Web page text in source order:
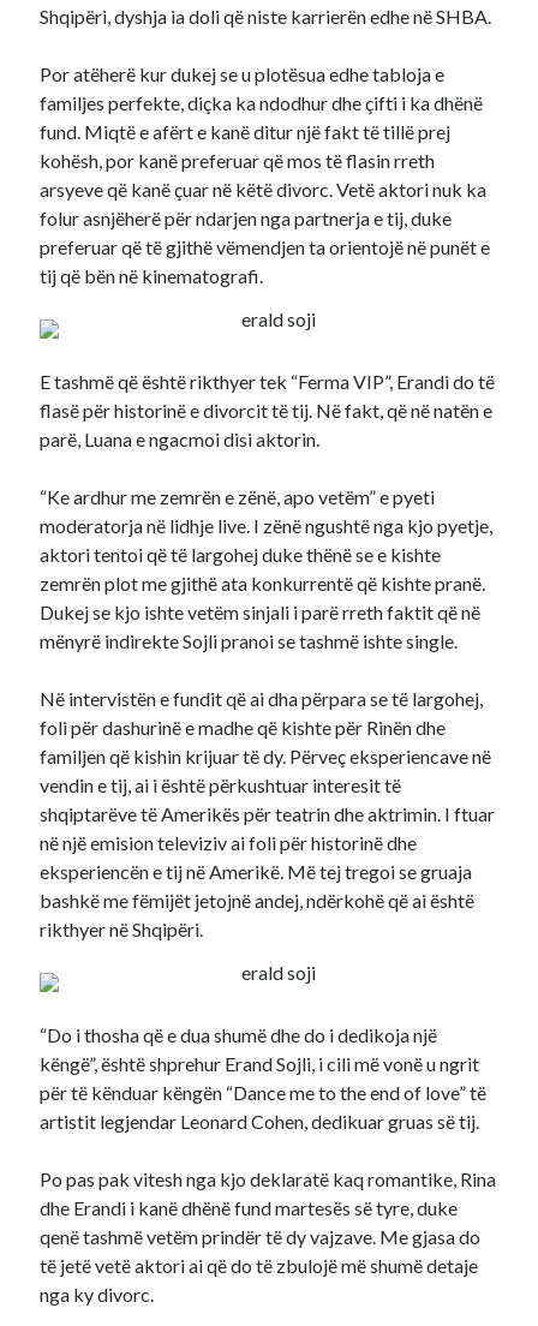
Shqipëri, dyshja ia doli që niste karrierën edhe në SHBA.
Por atëherë kur dukej se u plotësua edhe tabloja e
familjes perfekte, diçka ka ndodhur dhe çifti i ka dhënë
fund. Miqtë e afërt e kanë ditur një fakt të tillë prej
kohësh, por kanë preferuar që mos të flasin rreth
arsyeve që kanë çuar në këtë divorc. Vetë aktori nuk ka
folur asnjëherë për ndarjen nga partnerja e tij, duke
preferuar që të gjithë vëmendjen ta orientojë në punët e
tij që bën në kinematografi.
E tashmë që është rikthyer tek “Ferma VIP”, Erandi do të
flasë për historinë e divorcit të tij. Në fakt, që në natën e
parë, Luana e ngacmoi disi aktorin.
“Ke ardhur me zemrën e zënë, apo vetëm” e pyeti
moderatorja në lidhje live. I zënë ngushtë nga kjo pyetje,
aktori tentoi që të largohej duke thënë se e kishte
zemrën plot me gjithë ata konkurrentë që kishte pranë.
Dukej se kjo ishte vetëm sinjali i parë rreth faktit që në
mënyrë indirekte Sojli pranoi se tashmë ishte single.
Në intervistën e fundit që ai dha përpara se të largohej,
foli për dashurinë e madhe që kishte për Rinën dhe
familjen që kishin krijuar të dy. Përveç eksperiencave në
vendin e tij, ai i është përkushtuar interesit të
shqiptarëve të Amerikës për teatrin dhe aktrimin. I ftuar
në një emision televiziv ai foli për historinë dhe
eksperiencën e tij në Amerikë. Më tej tregoi se gruaja
bashkë me fëmijët jetojnë andej, ndërkohë që ai është
rikthyer në Shqipëri.
“Do i thosha që e dua shumë dhe do i dedikoja një
këngë”, është shprehur Erand Sojli, i cili më vonë u ngrit
për të kënduar këngën “Dance me to the end of love” të
artistit legjendar Leonard Cohen, dedikuar gruas së tij.
Po pas pak vitesh nga kjo deklaratë kaq romantike, Rina
dhe Erandi i kanë dhënë fund martesës së tyre, duke
qenë tashmë vetëm prindër të dy vajzave. Me gjasa do
të jetë vetë aktori ai që do të zbulojë më shumë detaje
nga ky divorc.